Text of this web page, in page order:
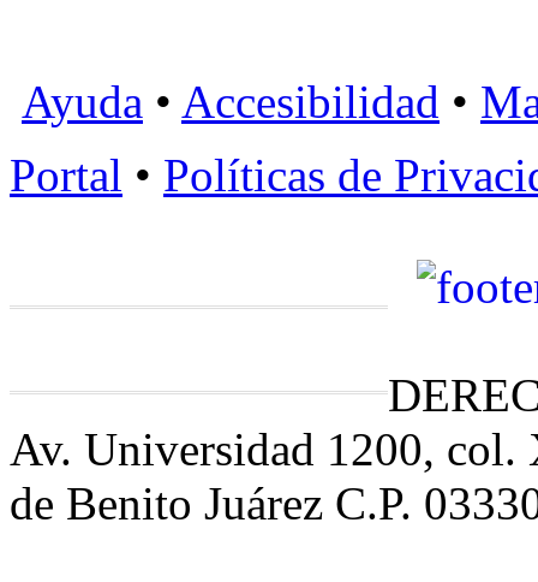
Ayuda • Accesibilidad •
Portal • Políticas de
Av. Universidad 1200,
de Benito Juárez C.P.